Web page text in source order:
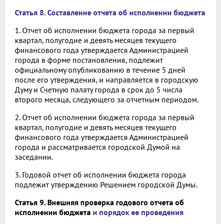
Статья 8. Составление отчета об исполнении бюджета
1. Отчет об исполнении бюджета города за первый
квартал, полугодие и девять месяцев текущего
финансового года утверждается Администрацией
города в форме постановления, подлежит
официальному опубликованию в течение 5 дней
после его утверждения, и направляется в городскую
Думу и Счетную палату города в срок до 5 числа
второго месяца, следующего за отчетным периодом.
2. Отчет об исполнении бюджета города за первый
квартал, полугодие и девять месяцев текущего
финансового года утверждается Администрацией
города и рассматривается городской Думой на
заседании.
3. Годовой отчет об исполнении бюджета города
подлежит утверждению Решением городской Думы.
Статья 9. Внешняя проверка годового отчета об
исполнении бюджета и порядок ее проведения